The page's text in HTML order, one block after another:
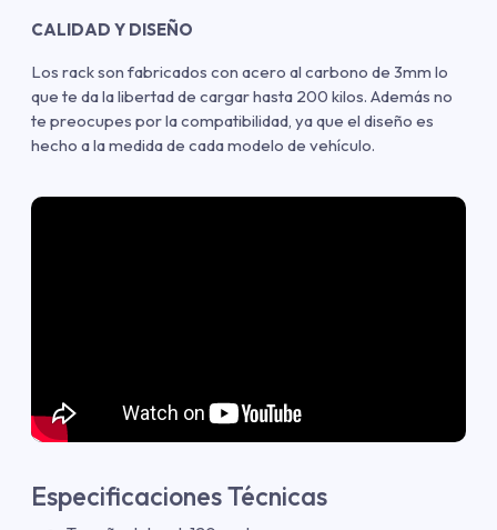
CALIDAD Y DISEÑO
Los rack son fabricados con acero al carbono de 3mm lo
que te da la libertad de cargar hasta 200 kilos. Además no
te preocupes por la compatibilidad, ya que el diseño es
hecho a la medida de cada modelo de vehículo.
Especificaciones Técnicas